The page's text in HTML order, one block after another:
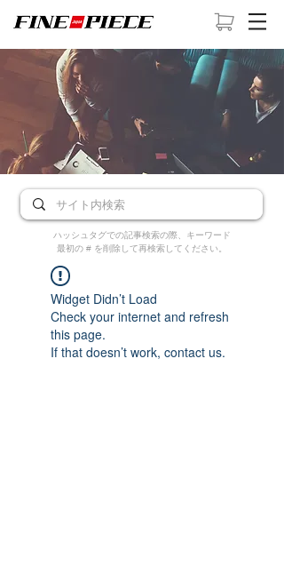
ハッシュタグでの記事検索の際、キーワード
最初の # を削除して再検索してください。
Widget Didn’t Load
Check your internet and refresh
this page.
If that doesn’t work, contact us.